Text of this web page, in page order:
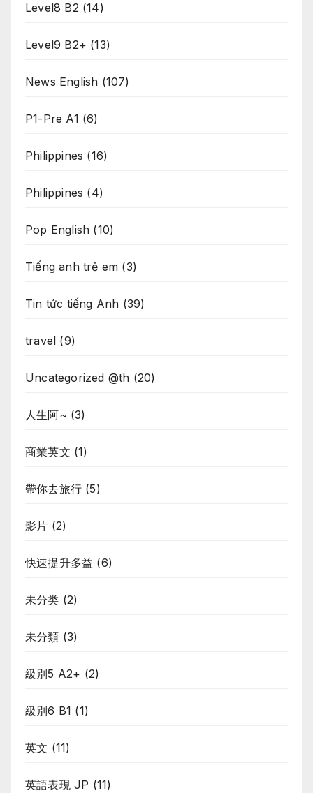
Level8 B2(14)
Level9 B2+ (13)
News English (107)
P1-Pre A1 (6)
Philippines (16)
Philippines (4)
Pop English (10)
Tiếng anh trẻ em (3)
Tin tức tiếng Anh (39)
travel (9)
Uncategorized @th (20)
人生阿~ (3)
商業英文 (1)
帶你去旅行 (5)
影片 (2)
快速提升多益 (6)
未分类 (2)
未分類 (3)
級別5 A2+ (2)
級別6 B1 (1)
英文 (11)
英語表現 JP (11)